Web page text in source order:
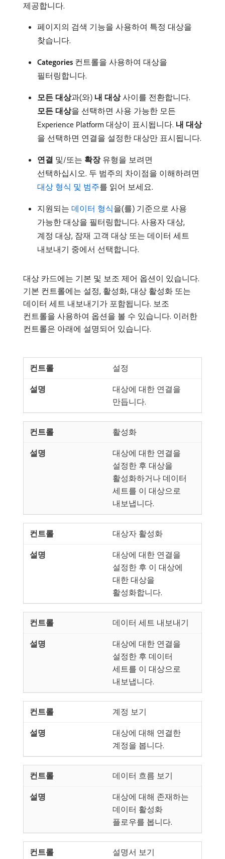
제공합니다.
페이지의 검색 기능을 사용하여 특정 대상을
찾습니다.
Categories 컨트롤을 사용하여 대상을
필터링합니다.
모든 대상​과(와) 내 대상사이를 전환합니다.
모든 대상​을 선택하면 사용 가능한 모든
Experience Platform 대상이 표시됩니다. 내 대상
을 선택하면 연결을 설정한 대상만 표시됩니다.
연결 및/또는 확장유형을 보려면
선택하십시오. 두 범주의 차이점을 이해하려면
대상 형식 및 범주를 읽어 보세요.
지원되는 데이터 형식을(를) 기준으로 사용
가능한 대상을 필터링합니다. 사용자 대상,
계정 대상, 잠재 고객 대상 또는 데이터 세트
내보내기 중에서 선택합니다.
대상 카드에는 기본 및 보조 제어 옵션이 있습니다.
기본 컨트롤에는 설정, 활성화, 대상 활성화 또는
데이터 세트 내보내기가 포함됩니다. 보조
컨트롤을 사용하여 옵션을 볼 수 있습니다. 이러한
컨트롤은 아래에 설명되어 있습니다.
설정
대상에 대한 연결을
만듭니다.
활성화
대상에 대한 연결을
설정한 후 대상을
활성화하거나 데이터
세트를 이 대상으로
내보냅니다.
대상자 활성화
대상에 대한 연결을
설정한 후 이 대상에
대한 대상을
활성화합니다.
데이터 세트 내보내기
대상에 대한 연결을
설정한 후 데이터
세트를 이 대상으로
내보냅니다.
계정 보기
대상에 대해 연결한
계정을 봅니다.
데이터 흐름 보기
대상에 대해 존재하는
데이터 활성화
플로우를 봅니다.
설명서 보기